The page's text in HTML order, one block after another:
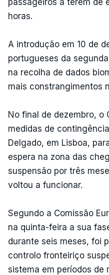
horas.
A introdução em 10 de
portugueses da
na recolha de dados
mais constrangimentos
No final de dezembro, o
medidas de
Delgado, em Lisboa,
espera na zona das
suspensão por três
voltou a funcionar.
Segundo a Comissão
na quinta-feira a sua
durante seis meses, foi
controlo fronteiriço
sistema em períodos de